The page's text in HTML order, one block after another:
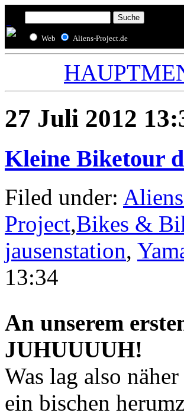
Web Aliens-Project.de
27 Juli 2012
Kleine Biketour
Filed under:
Project,Bikes &
jausenstation,
13:34
An unserem
JUHUUUUH!
Was lag also
ein bischen